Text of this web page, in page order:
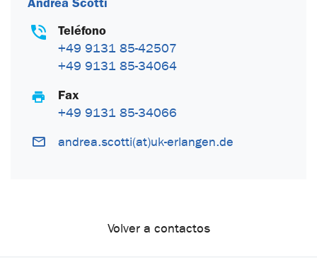
Teléfono
+49 9131 85-42507
+49 9131 85-34064
Fax
+49 9131 85-34066
andrea.scotti(at)uk-erlangen.de
Volver a contactos